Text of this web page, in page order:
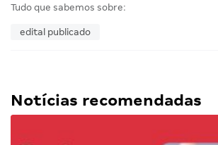
Tudo que sabemos sobre:
edital publicado
Notícias recomendadas